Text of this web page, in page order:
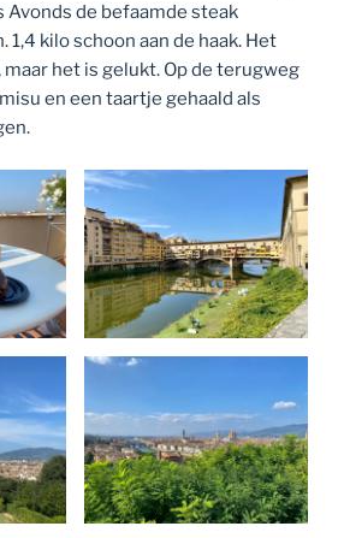
Avonds de befaamde steak
kilo schoon aan de haak. Het
het is gelukt. Op de terugweg
en een taartje gehaald als